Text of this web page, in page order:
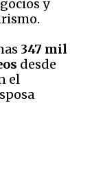
y
347 mil
desde
el